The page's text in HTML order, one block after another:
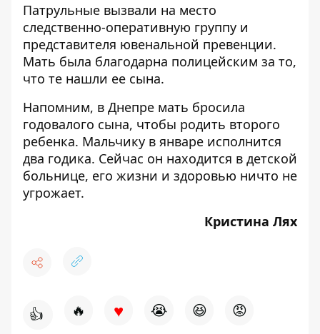
Патрульные вызвали на место
следственно-оперативную группу и
представителя ювенальной превенции.
Мать была благодарна полицейским за то,
что те нашли ее сына.
Напомним, в Днепре мать бросила
годовалого сына, чтобы родить второго
ребенка. Мальчику в январе исполнится
два годика. Сейчас он находится в детской
больнице, его жизни и здоровью ничто не
угрожает.
Кристина Лях
👍 🔥 ♥ 😭 😆 😡